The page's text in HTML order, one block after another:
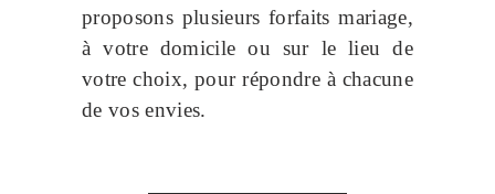
proposons plusieurs forfaits mariage,
à votre domicile ou sur le lieu de
votre choix, pour répondre à chacune
de vos envies.